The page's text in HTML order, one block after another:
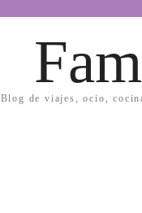
Blog de viajes, ocio,